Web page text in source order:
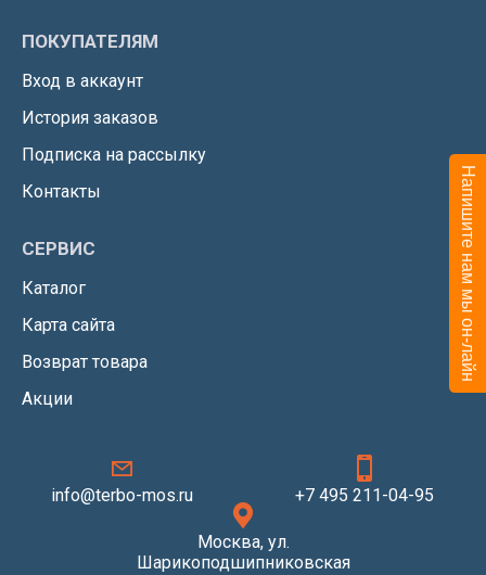
ПОКУПАТЕЛЯМ
Вход в аккаунт
История заказов
Подписка на рассылку
Контакты
СЕРВИС
Каталог
Карта сайта
Возврат товара
Акции
info@terbo-mos.ru +7 495 211-04-95
Москва, ул.
Шарикоподшипниковская
Напишите нам мы он-лайн